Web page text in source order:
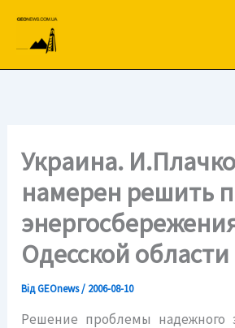
вмісту
Украина.
намерен решить
Одесской области
ВідGEOnews/ 2006-08-10
Решение проблемы надежного